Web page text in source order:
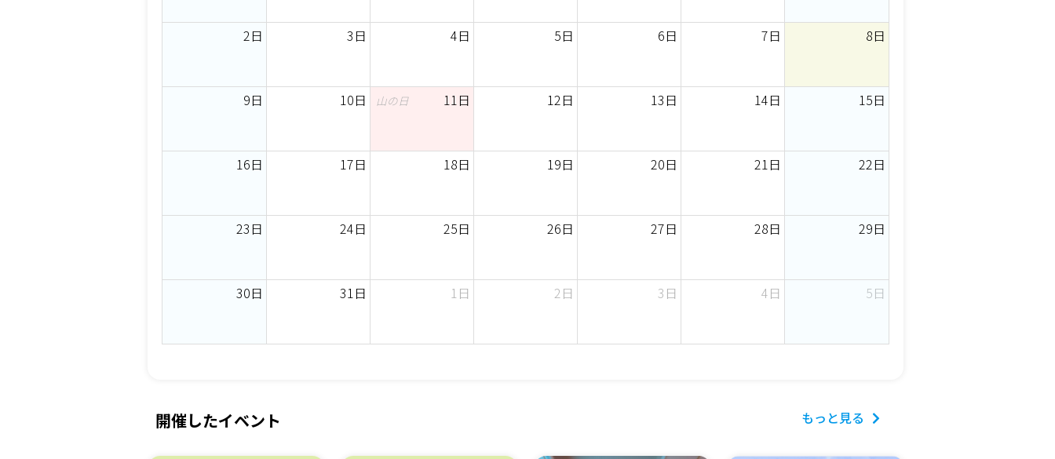
2日 3日 4日 5日 6日 7日 8日
9日 10日 11日
山の日 12日 13日 14日 15日
16日 17日 18日 19日 20日 21日 22日
23日 24日 25日 26日 27日 28日 29日
30日 31日 1日 2日 3日 4日 5日
開催したイベント もっと見る